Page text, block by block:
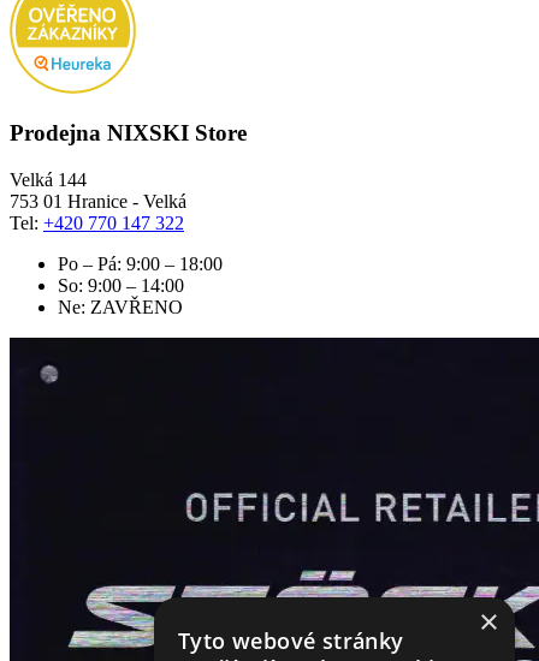
Prodejna NIXSKI Store
Velká 144
753 01 Hranice - Velká
Tel: +420 770 147 322
Po – Pá: 9:00 – 18:00
So: 9:00 – 14:00
Ne: ZAVŘENO
×
Tyto webové stránky